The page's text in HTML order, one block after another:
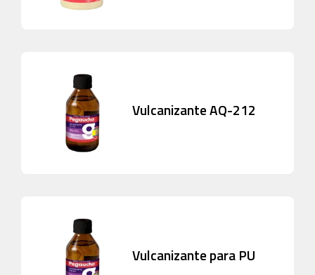
Vulcanizante AQ-212
Vulcanizante para PU